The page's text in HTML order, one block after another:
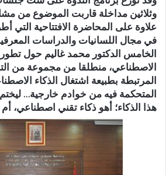
وثلاثين مداخلة قاربت الموضوع من
علاوة على المحاضرة الافتتاحية التي
في مجال اللسانيات والدراسات
الخامس الدكتور محمد غاليم حول
الاصطناعي، منطلقا من مجموعة من
المرتبطة بطبيعة اشتغال الذكاء
المتحكمة فيه من خوادم خارجية…
هذا الذكاء؛ أهو ذكاء تقني اصطناعي،